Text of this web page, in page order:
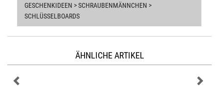
GESCHENKIDEEN > SCHRAUBENMÄNNCHEN >
SCHLÜSSELBOARDS
ÄHNLICHE ARTIKEL